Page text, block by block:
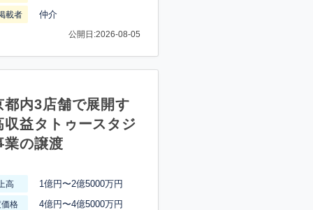
載者 仲介
公開日:2026-08-05
都内3店舗で展開す
収益タトゥースタジ
業の譲渡
高 1億円〜2億5000万円
格 4億円〜4億5000万円